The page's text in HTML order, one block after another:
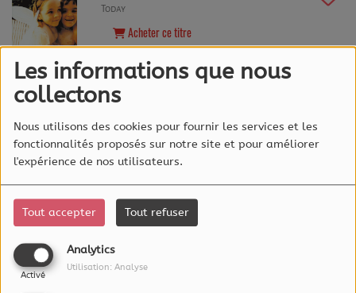
Les informations que nous
collectons
Nous utilisons des cookies pour fournir les services et les
fonctionnalités proposés sur notre site et pour améliorer
l'expérience de nos utilisateurs.
Tout accepter Tout refuser
Analytics
Activé
Utilisation: Analyse
Today
Acheter ce titre
Coup de Coeur